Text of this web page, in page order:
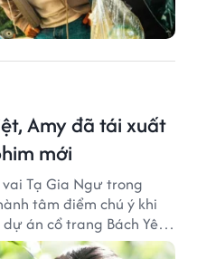
Amy đã tái xuất
mới
Tạ Gia Ngư trong
tâm điểm chú ý khi
án cổ trang Bách Yêu